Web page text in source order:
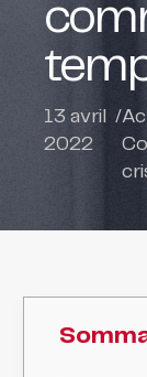
13 avril
2022
/